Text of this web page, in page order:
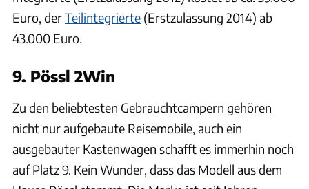
Euro, derTeilintegrierte (Erstzulassung 2014) ab
43.000 Euro.
9. Pössl 2Win
Zu den beliebtesten Gebrauchtcampern gehören
nicht nur aufgebaute Reisemobile, auch ein
ausgebauter Kastenwagen schafft es immerhin noch
auf Platz 9. Kein Wunder, dass das Modell aus dem